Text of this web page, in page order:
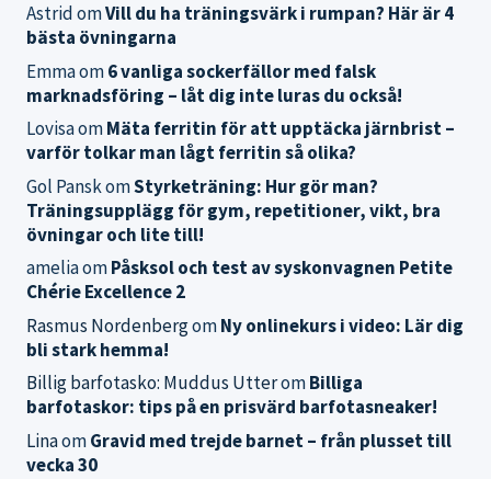
AstridomVill du ha träningsvärk i rumpan? Här är 4
bästa övningarna
Emmaom6 vanliga sockerfällor med falsk
marknadsföring – låt dig inte luras du också!
LovisaomMäta ferritin för att upptäcka järnbrist –
varför tolkar man lågt ferritin så olika?
Gol PanskomStyrketräning: Hur gör man?
Träningsupplägg för gym, repetitioner, vikt, bra
övningar och lite till!
ameliaomPåsksol och test av syskonvagnen Petite
Chérie Excellence 2
Rasmus NordenbergomNy onlinekurs i video: Lär dig
bli stark hemma!
Billig barfotasko: Muddus UtteromBilliga
barfotaskor: tips på en prisvärd barfotasneaker!
LinaomGravid med trejde barnet – från plusset till
vecka 30